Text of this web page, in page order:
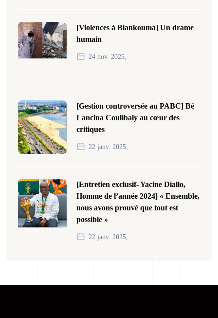
[Violences à Biankouma] Un drame
humain
24 nov. 2025,
[Gestion controversée au PABC] Bê
Lancina Coulibaly au cœur des
critiques
22 janv. 2025,
[Entretien exclusif- Yacine Diallo,
Homme de l’année 2024] « Ensemble,
nous avons prouvé que tout est
possible »
22 janv. 2025,